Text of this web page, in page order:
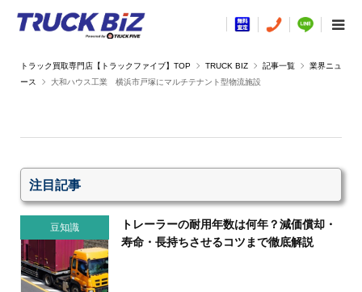
TRUCK BIZ 記事一覧
業界ニュ
ース
大和ハウス工業 横浜市戸塚にマルチテナント型物流施設
注目記事
豆知識
トレーラーの耐用年数は何年？減価償却・
寿命・長持ちさせるコツまで徹底解説